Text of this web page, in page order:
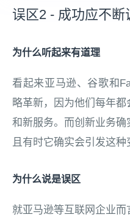
误区2 - 成功应不断
为什么听起来有道理
看起来亚马逊、谷歌和
略革新，因为他们每年
和新服务。而创新业务
且有时它确实会引发这种
为什么说是误区
就亚马逊等互联网企业